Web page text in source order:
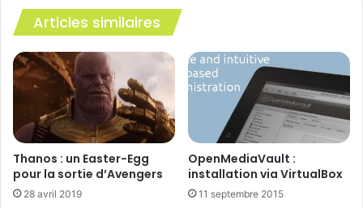
Articles similaires
Thanos : un Easter-Egg
pour la sortie d’Avengers
28 avril 2019
OpenMediaVault :
installation via VirtualBox
11 septembre 2015